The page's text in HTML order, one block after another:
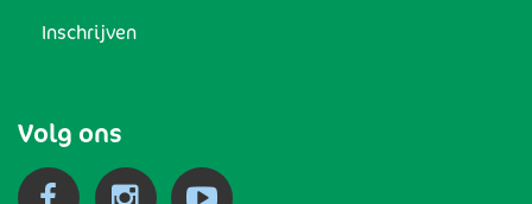
Inschrijven
Volg ons